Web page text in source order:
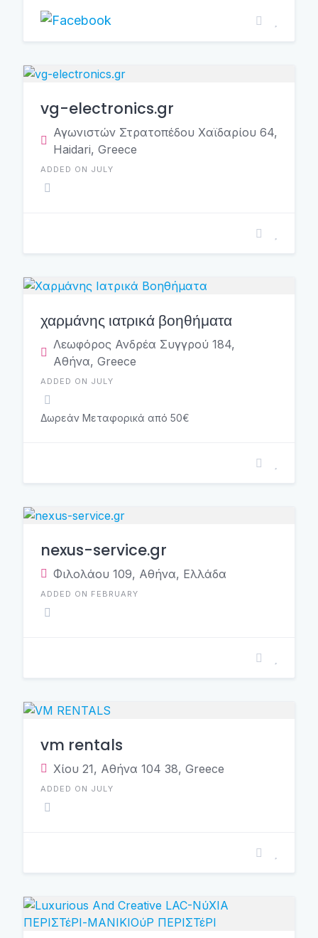
vg-electronics.gr
Αγωνιστών Στρατοπέδου Χαϊδαρίου 64,
Haidari, Greece
ADDED ON JULY
χαρμάνης ιατρικά βοηθήματα
Λεωφόρος Ανδρέα Συγγρού 184,
Αθήνα, Greece
ADDED ON JULY
Δωρεάν Μεταφορικά από 50€
nexus-service.gr
Φιλολάου 109, Αθήνα, Ελλάδα
ADDED ON FEBRUARY
vm rentals
Χίου 21, Αθήνα 104 38, Greece
ADDED ON JULY